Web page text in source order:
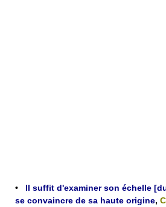
• Il suffit d'examiner son échelle
se convaincre de sa haute origine,